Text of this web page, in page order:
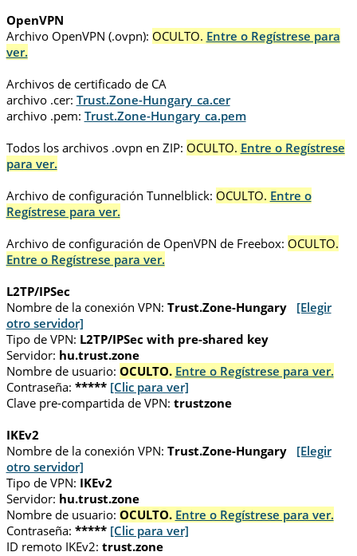
OpenVPN
Archivo OpenVPN (.ovpn): OCULTO. Entre o Regístrese para
ver.
Archivos de certificado de CA
archivo .cer: Trust.Zone-Hungary_ca.cer
archivo .pem: Trust.Zone-Hungary_ca.pem
Todos los archivos .ovpn en ZIP: OCULTO. Entre o Regístrese
para ver.
Archivo de configuración Tunnelblick: OCULTO. Entre o
Regístrese para ver.
Archivo de configuración de OpenVPN de Freebox: OCULTO.
Entre o Regístrese para ver.
L2TP/IPSec
Nombre de la conexión VPN: Trust.Zone-Hungary
[Elegir
otro servidor]
Tipo de VPN: L2TP/IPSec with pre-shared key
Servidor: hu.trust.zone
Nombre de usuario: OCULTO. Entre o Regístrese para ver.
Contraseña: ***** [Clic para ver]
Clave pre-compartida de VPN: trustzone
IKEv2
Nombre de la conexión VPN: Trust.Zone-Hungary
[Elegir
otro servidor]
Tipo de VPN: IKEv2
Servidor: hu.trust.zone
Nombre de usuario: OCULTO. Entre o Regístrese para ver.
Contraseña: ***** [Clic para ver]
ID remoto IKEv2: trust.zone